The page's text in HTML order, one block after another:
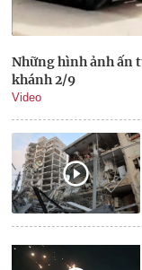
Những hình ảnh ấn
khánh 2/9
Video